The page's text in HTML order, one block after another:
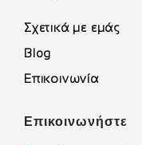
Σχετικά με εμάς
Blog
Επικοινωνία
Επικοινωνήστε